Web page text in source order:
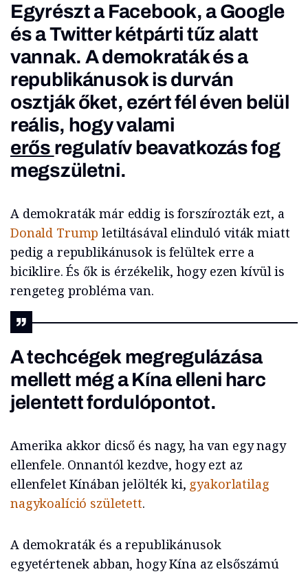
Egyrészt a Facebook, a Google
és aTwitterkétpárti tűz alatt
vannak. A demokraták és a
republikánusok is durván
osztják őket, ezért fél éven belül
reális, hogy valami
erős regulatívbeavatkozás fog
megszületni.
A demokraták már eddig is forszírozták ezt, a
Donald Trump letiltásával elinduló viták miatt
pedig a republikánusok is felültek erre a
biciklire. És ők is érzékelik, hogy ezen kívül is
rengeteg probléma van.
Atechcégek megregulázása
mellett még a Kína elleni harc
jelentett fordulópontot.
Amerika akkor dicső és nagy, ha van egy nagy
ellenfele. Onnantól kezdve, hogy ezt az
ellenfelet Kínában jelölték ki, gyakorlatilag
nagykoalíció született.
A demokraták és a republikánusok
egyetértenek abban, hogy Kína az elsőszámú